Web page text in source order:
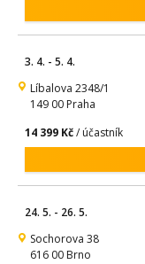
3. 4. - 5. 4.
Líbalova 2348/1
149 00 Praha
14 399 Kč/ účastník
24. 5. - 26. 5.
Sochorova 38
616 00 Brno